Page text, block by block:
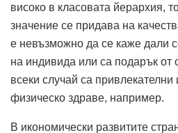
високо в класовата йерархия,
значение се придава на
е невъзможно да се каже дали
на индивида или са подарък от
всеки случай са привлекателни
физическо здраве, например.
В икономически развитите